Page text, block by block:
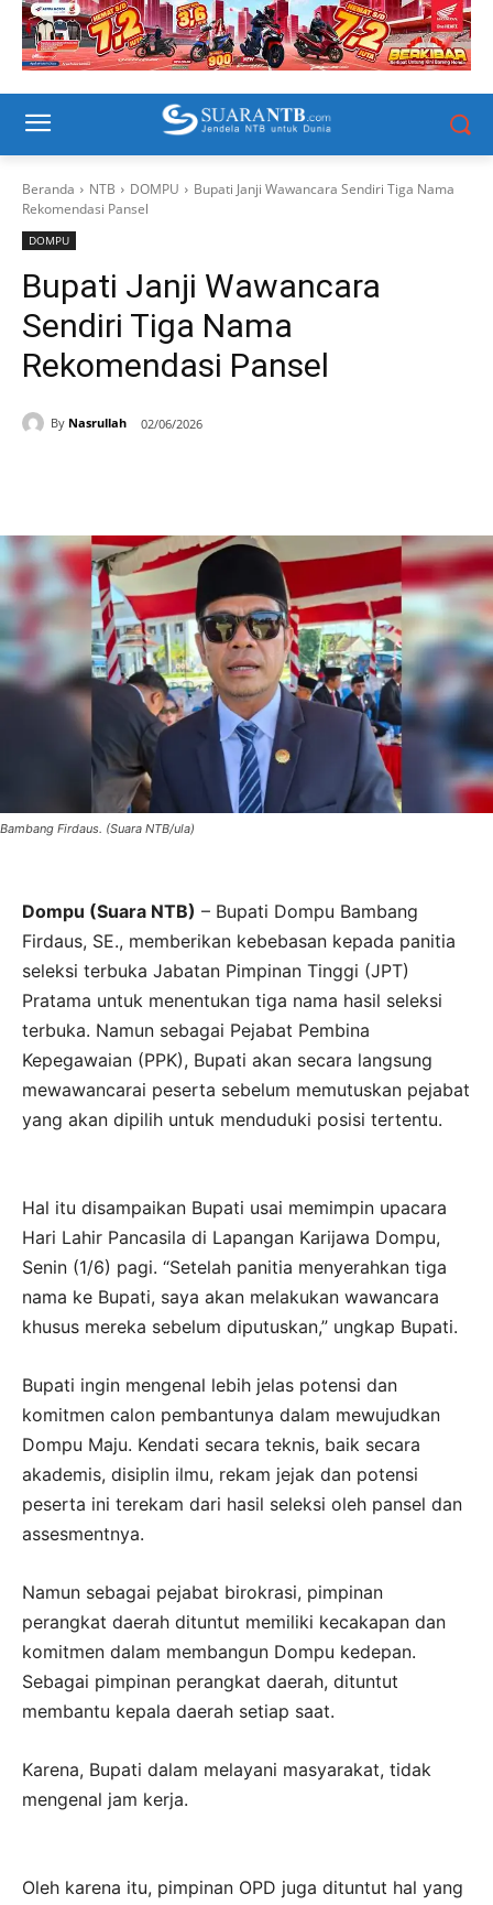
Beranda NTB DOMPU
Bupati Janji Wawancara Sendiri Tiga Nama
Rekomendasi Pansel
DOMPU
Bupati Janji Wawancara
Sendiri Tiga Nama
Rekomendasi Pansel
By Nasrullah 02/06/2026
Bambang Firdaus. (Suara NTB/ula)
Dompu (Suara NTB) – Bupati Dompu Bambang
Firdaus, SE., memberikan kebebasan kepada panitia
seleksi terbuka Jabatan Pimpinan Tinggi (JPT)
Pratama untuk menentukan tiga nama hasil seleksi
terbuka. Namun sebagai Pejabat Pembina
Kepegawaian (PPK), Bupati akan secara langsung
mewawancarai peserta sebelum memutuskan pejabat
yang akan dipilih untuk menduduki posisi tertentu.
Hal itu disampaikan Bupati usai memimpin upacara
Hari Lahir Pancasila di Lapangan Karijawa Dompu,
Senin (1/6) pagi. “Setelah panitia menyerahkan tiga
nama ke Bupati, saya akan melakukan wawancara
khusus mereka sebelum diputuskan,” ungkap Bupati.
Bupati ingin mengenal lebih jelas potensi dan
komitmen calon pembantunya dalam mewujudkan
Dompu Maju. Kendati secara teknis, baik secara
akademis, disiplin ilmu, rekam jejak dan potensi
peserta ini terekam dari hasil seleksi oleh pansel dan
assesmentnya.
Namun sebagai pejabat birokrasi, pimpinan
perangkat daerah dituntut memiliki kecakapan dan
komitmen dalam membangun Dompu kedepan.
Sebagai pimpinan perangkat daerah, dituntut
membantu kepala daerah setiap saat.
Karena, Bupati dalam melayani masyarakat, tidak
mengenal jam kerja.
Oleh karena itu, pimpinan OPD juga dituntut hal yang